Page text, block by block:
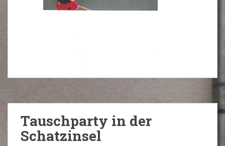
Tauschparty in der
Schatzinsel